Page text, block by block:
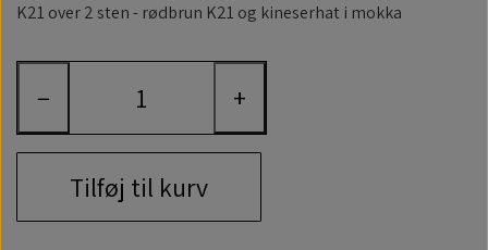
K21 over 2 sten - rødbrun K21 og kineserhat i mokka
− +
Tilføj til kurv